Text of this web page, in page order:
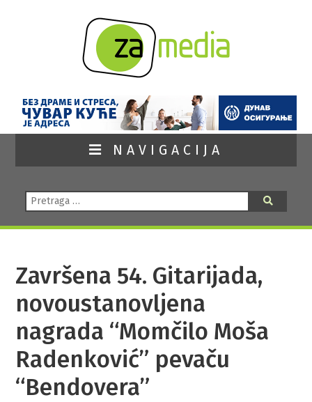
NAVIGACIJA
Pretraga:
Završena 54. Gitarijada,
novoustanovljena
nagrada “Momčilo Moša
Radenković” pevaču
“Bendovera”